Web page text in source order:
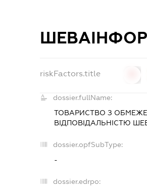
riskFactors.title
dossier.fullName:
ТОВАРИСТВО З
ВІДПОВІДАЛЬНІСТЮ
dossier.opfSubType:
-
dossier.edrpo: